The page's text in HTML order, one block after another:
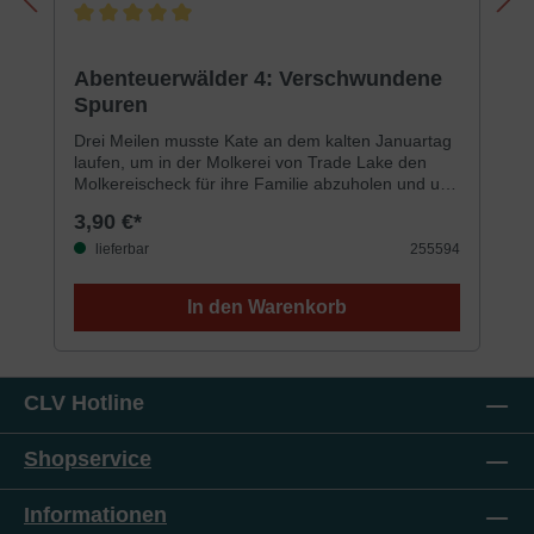
Abenteuerwälder 4: Verschwundene
Spuren
Drei Meilen musste Kate an dem kalten Januartag
laufen, um in der Molkerei von Trade Lake den
Molkereischeck für ihre Familie abzuholen und um
alle Schecks gestohlen worden.Was sollen die
Farmer nun ohne Geld machen? Und wer hat die
Warnungen, die in Schnee geschrieben sind,
bedeuten Gefahr!Für Jungen und Mädchen ab 9
3,90 €*
lieferbar 255594
In den Warenkorb
CLV Hotline
Shopservice
Informationen